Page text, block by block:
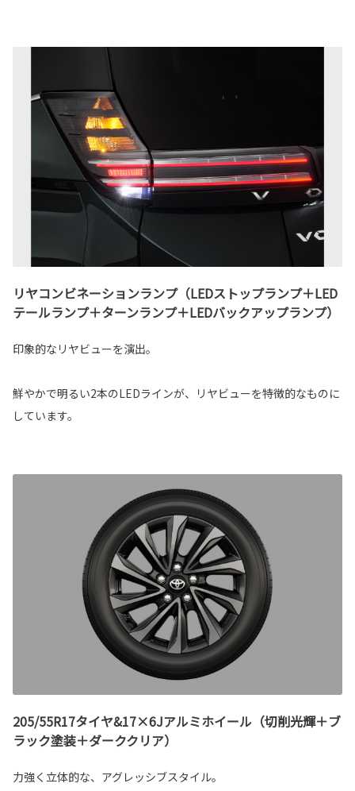
リヤコンビネーションランプ（LEDストップランプ＋LED
テールランプ＋ターンランプ＋LEDバックアップランプ）
印象的なリヤビューを演出。
鮮やかで明るい2本のLEDラインが、リヤビューを特徴的なものに
しています。
205/55R17タイヤ&17×6Jアルミホイール（切削光輝＋ブ
ラック塗装＋ダーククリア）
力強く立体的な、アグレッシブスタイル。